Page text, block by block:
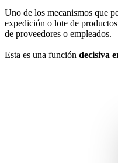
Uno de los mecanismos que
expedición o lote de
de proveedores o empleados.
Esta es una función decisiva